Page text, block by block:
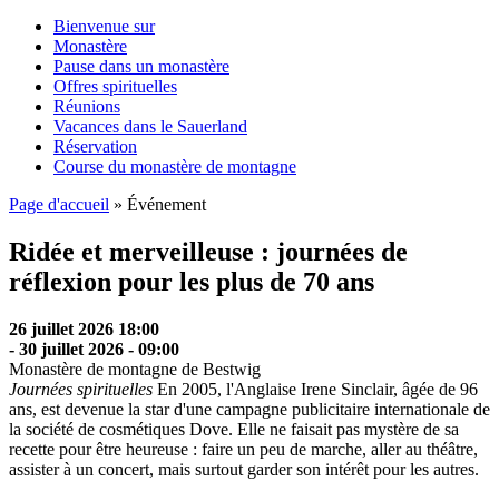
Bienvenue sur
Monastère
Pause dans un monastère
Offres spirituelles
Réunions
Vacances dans le Sauerland
Réservation
Course du monastère de montagne
Page d'accueil » Événement
Ridée et merveilleuse : journées de
réflexion pour les plus de 70 ans
26 juillet 2026 18:00
- 30 juillet 2026 - 09:00
Monastère de montagne de Bestwig
Journées spirituelles En 2005, l'Anglaise Irene Sinclair, âgée de 96
ans, est devenue la star d'une campagne publicitaire internationale de
la société de cosmétiques Dove. Elle ne faisait pas mystère de sa
recette pour être heureuse : faire un peu de marche, aller au théâtre,
assister à un concert, mais surtout garder son intérêt pour les autres.